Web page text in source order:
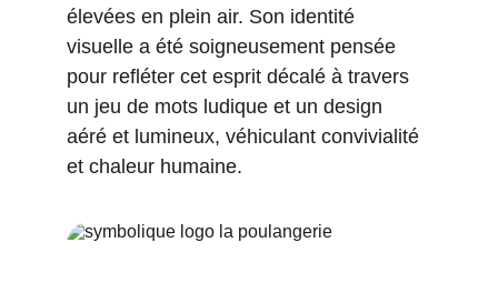
élevées en plein air. Son identité
visuelle a été soigneusement pensée
pour refléter cet esprit décalé à travers
un jeu de mots ludique et un design
aéré et lumineux, véhiculant convivialité
et chaleur humaine.